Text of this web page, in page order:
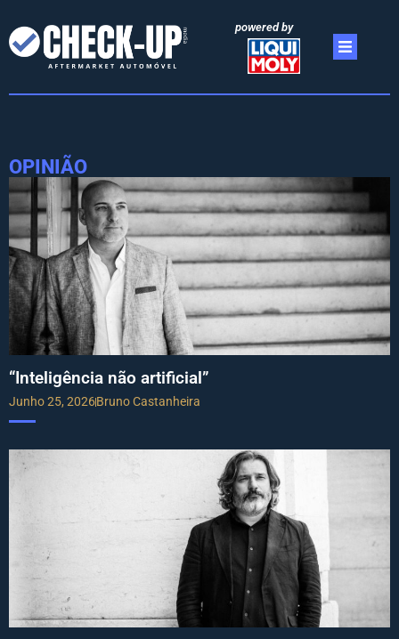
powered by
OPINIÃO
“Inteligência não artificial”
Junho 25, 2026Bruno Castanheira